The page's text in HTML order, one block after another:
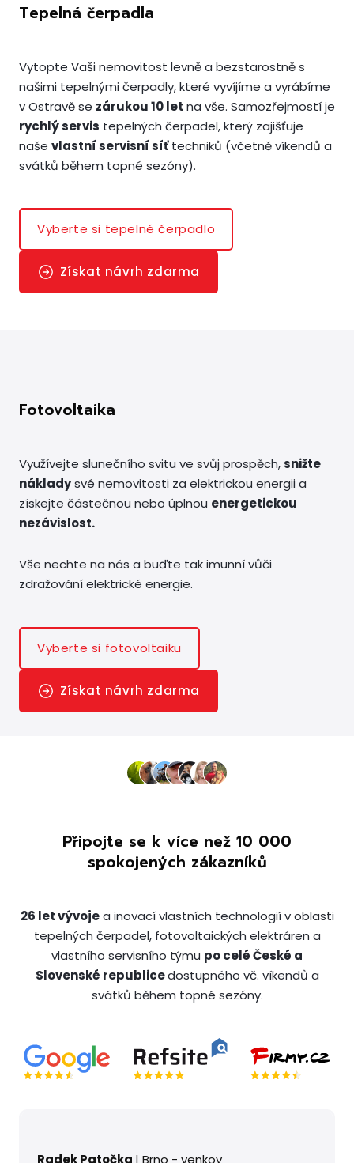
Tepelná čerpadla
Vytopte Vaši nemovitost levně a bezstarostně s
našimi tepelnými čerpadly, které vyvíjíme a vyrábíme
v Ostravě se zárukou 10 let na vše. Samozřejmostí je
rychlý servis tepelných čerpadel, který zajišťuje
naše vlastní servisní síťtechniků (včetně víkendů a
svátků během topné sezóny).
Vyberte si tepelné čerpadlo
Získat návrh zdarma
Fotovoltaika
Využívejte slunečního svitu ve svůj prospěch,snižte
nákladysvé nemovitosti za elektrickou energii a
získejte částečnou nebo úplnou energetickou
nezávislost.
Vše nechte na nás a buďte tak imunní vůči
zdražování elektrické energie.
Vyberte si fotovoltaiku
Získat návrh zdarma
Připojte se k více než 10 000
spokojených zákazníků
26 let vývojea inovací vlastních technologií v oblasti
tepelných čerpadel, fotovoltaických elektráren a
vlastního servisního týmu po celé České a
Slovenské republicedostupného vč. víkendů a
svátků během topné sezóny.
Radek Patočka | Brno - venkov